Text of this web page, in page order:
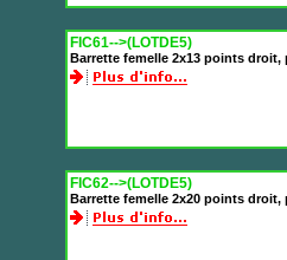
FIC61-->(LOTDE5)
Barrette femelle 2x13 points droit,
FIC62-->(LOTDE5)
Barrette femelle 2x20 points droit,